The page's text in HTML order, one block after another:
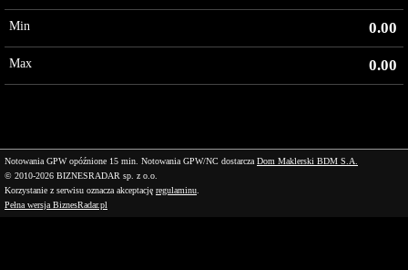
Min 0.00
Max 0.00
Notowania GPW opóźnione 15 min. Notowania GPW/NC dostarcza Dom Maklerski BDM S.A.
© 2010-2026 BIZNESRADAR sp. z o.o.
Korzystanie z serwisu oznacza akceptację regulaminu
Pełna wersja BiznesRadar.pl